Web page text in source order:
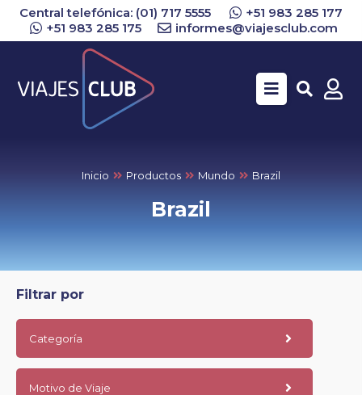
Central telefónica: (01) 717 5555
+51 983 285 177
+51 983 285 175
informes@viajesclub.com
Inicio Productos Mundo Brazil
Brazil
Filtrar por
Categoría
Motivo de Viaje